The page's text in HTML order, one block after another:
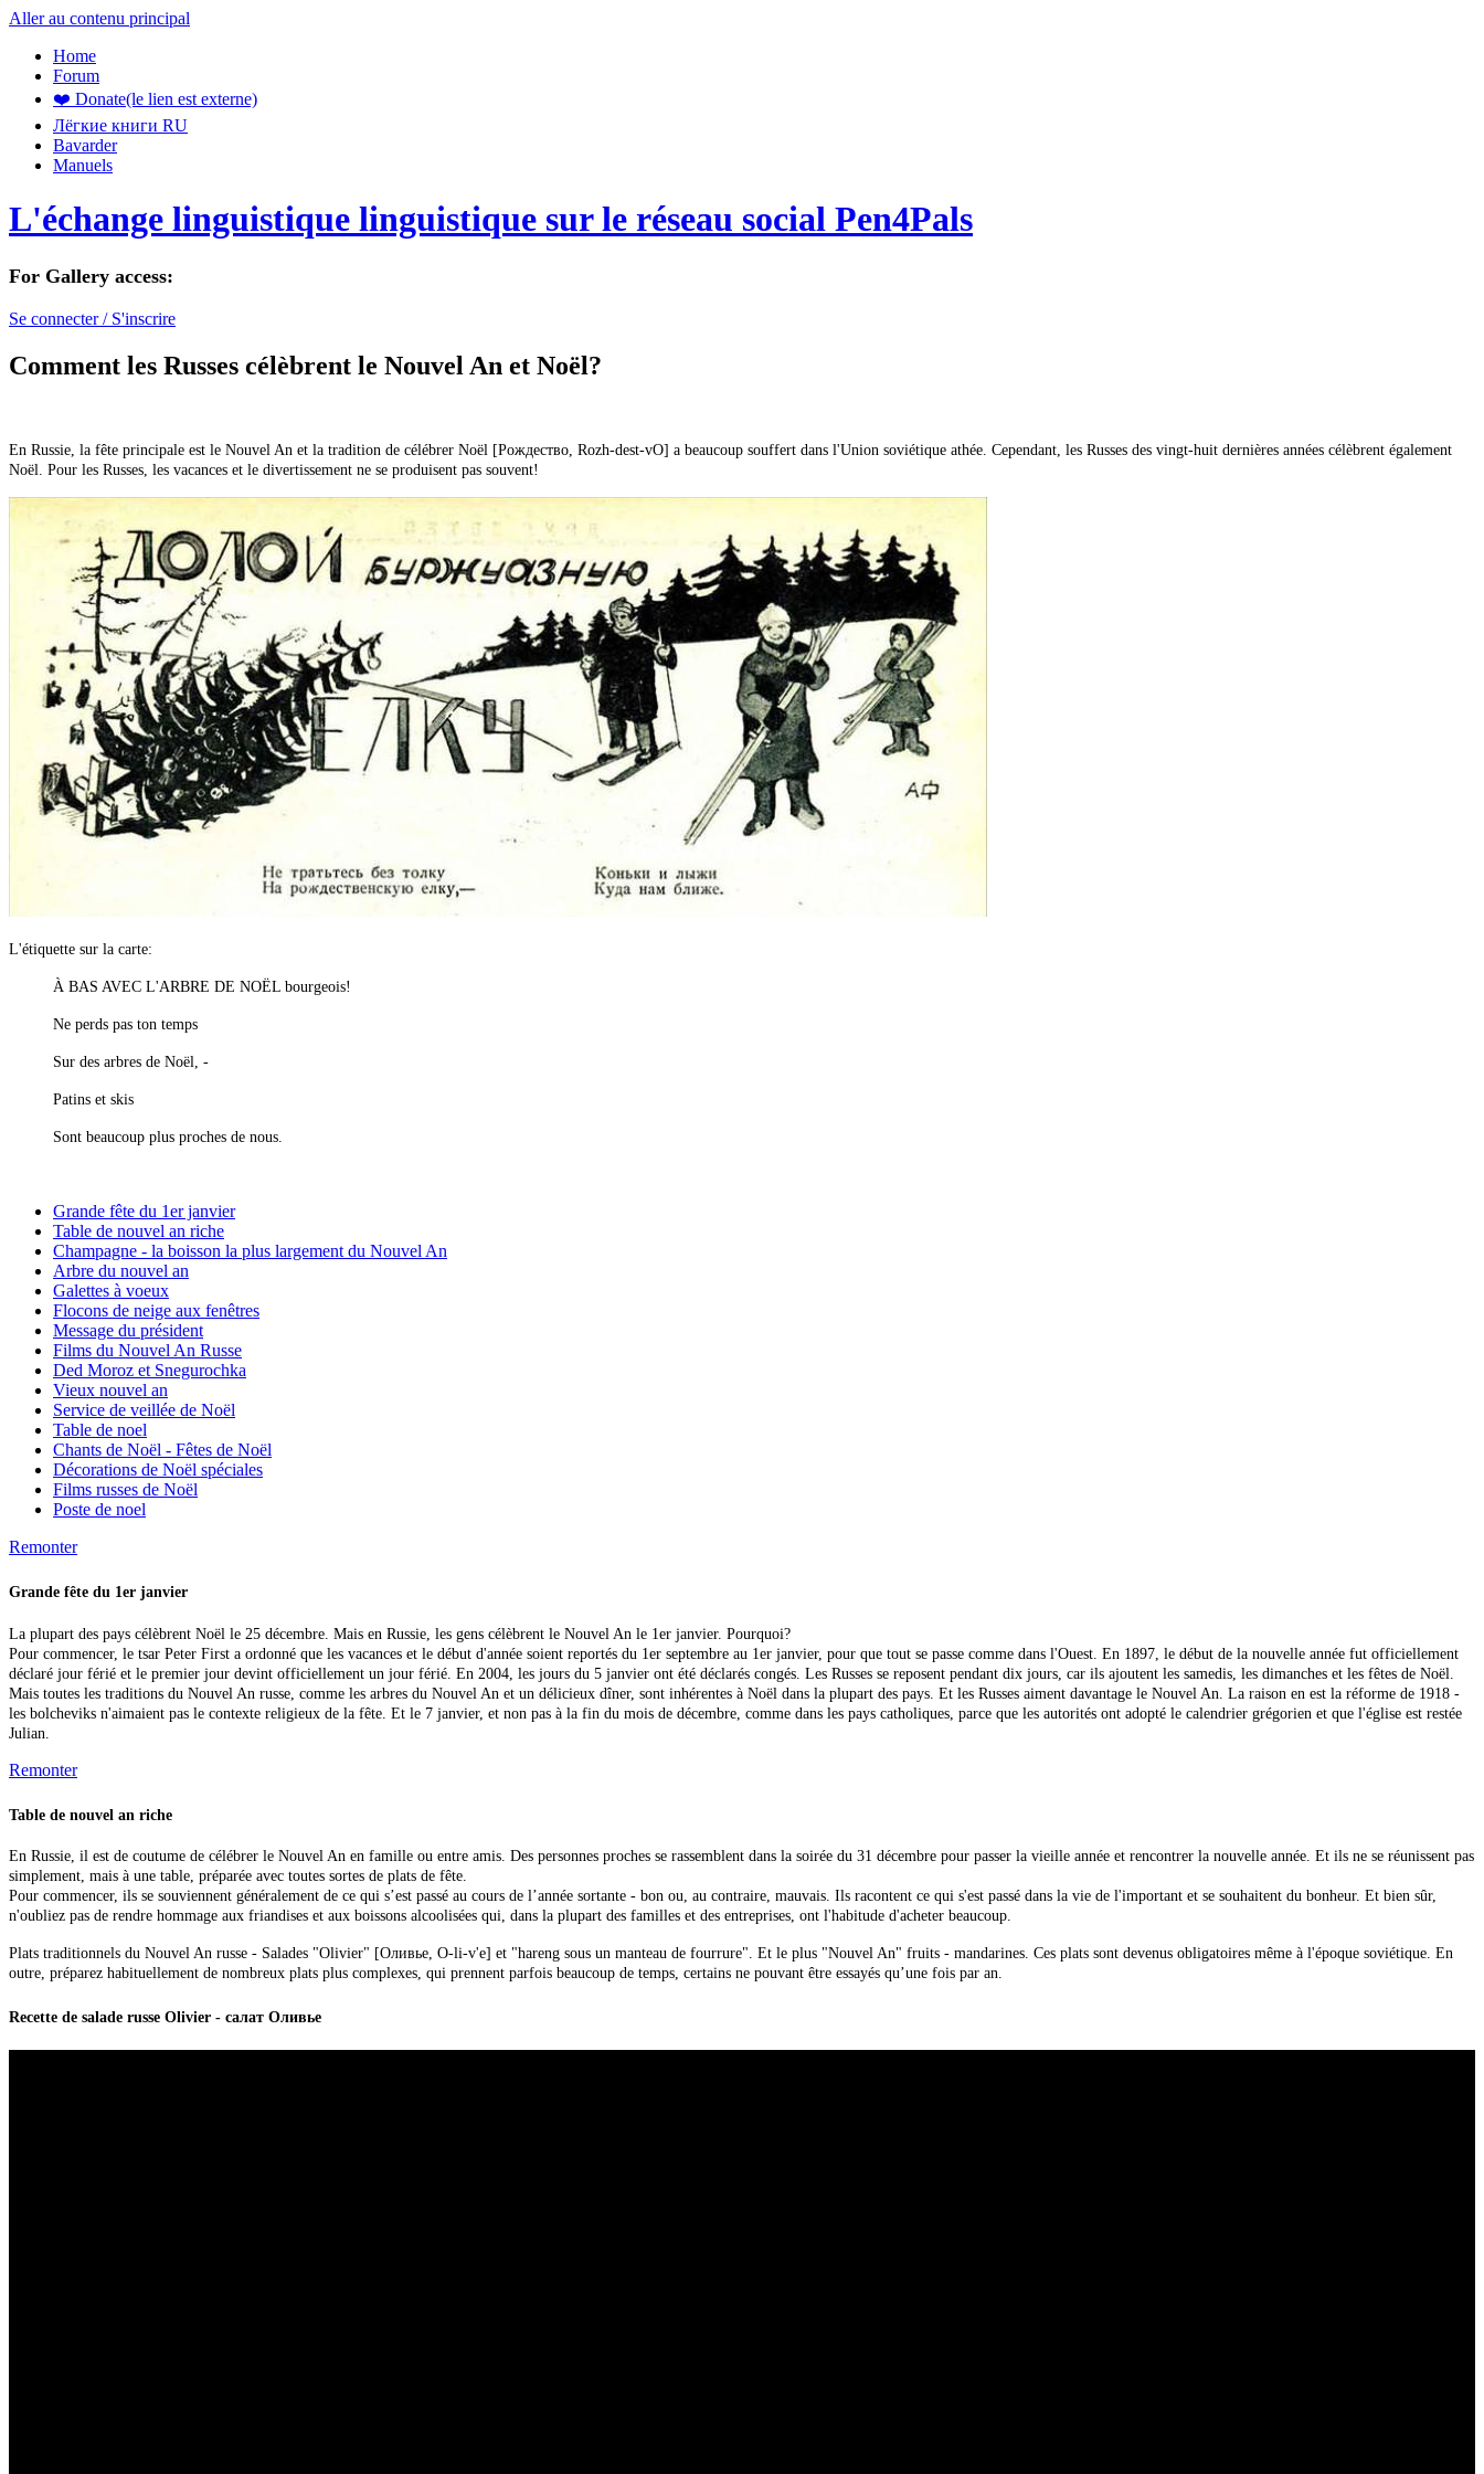
Aller au contenu principal
Home
Forum
❤️ Donate(le lien est externe)
Лёгкие книги RU
Bavarder
Manuels
L'échange linguistique linguistique sur le réseau social Pen4Pals
For Gallery access:
Se connecter / S'inscrire
Comment les Russes célèbrent le Nouvel An et Noël?
En Russie, la fête principale est le Nouvel An et la tradition de célébrer Noël [Рождество, Rozh-dest-vO] a beaucoup souffert dans l'Union soviétique athée. Cependant, les Russes des vingt-huit dernières années célèbrent également
Noël. Pour les Russes, les vacances et le divertissement ne se produisent pas souvent!
L'étiquette sur la carte:
À BAS AVEC L'ARBRE DE NOËL bourgeois!
Ne perds pas ton temps
Sur des arbres de Noël, -
Patins et skis
Sont beaucoup plus proches de nous.
Grande fête du 1er janvier
Table de nouvel an riche
Champagne - la boisson la plus largement du Nouvel An
Arbre du nouvel an
Galettes à voeux
Flocons de neige aux fenêtres
Message du président
Films du Nouvel An Russe
Ded Moroz et Snegurochka
Vieux nouvel an
Service de veillée de Noël
Table de noel
Chants de Noël - Fêtes de Noël
Décorations de Noël spéciales
Films russes de Noël
Poste de noel
Remonter
Grande fête du 1er janvier
La plupart des pays célèbrent Noël le 25 décembre. Mais en Russie, les gens célèbrent le Nouvel An le 1er janvier. Pourquoi?
Pour commencer, le tsar Peter First a ordonné que les vacances et le début d'année soient reportés du 1er septembre au 1er janvier, pour que tout se passe comme dans l'Ouest. En 1897, le début de la nouvelle année fut officiellement
déclaré jour férié et le premier jour devint officiellement un jour férié. En 2004, les jours du 5 janvier ont été déclarés congés. Les Russes se reposent pendant dix jours, car ils ajoutent les samedis, les dimanches et les fêtes de Noël.
Mais toutes les traditions du Nouvel An russe, comme les arbres du Nouvel An et un délicieux dîner, sont inhérentes à Noël dans la plupart des pays. Et les Russes aiment davantage le Nouvel An. La raison en est la réforme de 1918 -
les bolcheviks n'aimaient pas le contexte religieux de la fête. Et le 7 janvier, et non pas à la fin du mois de décembre, comme dans les pays catholiques, parce que les autorités ont adopté le calendrier grégorien et que l'église est restée
Julian.
Remonter
Table de nouvel an riche
En Russie, il est de coutume de célébrer le Nouvel An en famille ou entre amis. Des personnes proches se rassemblent dans la soirée du 31 décembre pour passer la vieille année et rencontrer la nouvelle année. Et ils ne se réunissent pas
simplement, mais à une table, préparée avec toutes sortes de plats de fête.
Pour commencer, ils se souviennent généralement de ce qui s’est passé au cours de l’année sortante - bon ou, au contraire, mauvais. Ils racontent ce qui s'est passé dans la vie de l'important et se souhaitent du bonheur. Et bien sûr,
n'oubliez pas de rendre hommage aux friandises et aux boissons alcoolisées qui, dans la plupart des familles et des entreprises, ont l'habitude d'acheter beaucoup.
Plats traditionnels du Nouvel An russe - Salades "Olivier" [Оливье, O-li-v'e] et "hareng sous un manteau de fourrure". Et le plus "Nouvel An" fruits - mandarines. Ces plats sont devenus obligatoires même à l'époque soviétique. En
outre, préparez habituellement de nombreux plats plus complexes, qui prennent parfois beaucoup de temps, certains ne pouvant être essayés qu’une fois par an.
Recette de salade russe Olivier - салат Оливье